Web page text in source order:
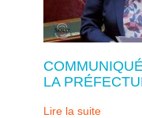
LA
Lire la suite